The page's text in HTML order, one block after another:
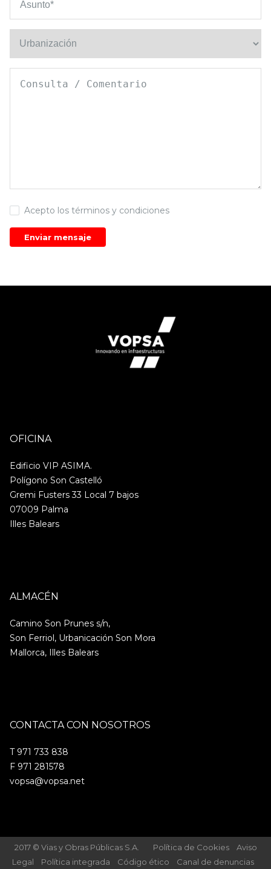
Obras
Gestión Integral
ES
Acepto los términos y condiciones
OFICINA
Edificio VIP ASIMA.
Polígono Son Castelló
Gremi Fusters 33 Local 7 bajos
07009 Palma
Illes Balears
ALMACÉN
Camino Son Prunes s/n,
Son Ferriol, Urbanicación Son Mora
Mallorca, Illes Balears
CONTACTA CON NOSOTROS
T 971 733 838
F 971 281578
vopsa@vopsa.net
2017 © Vias y Obras Públicas S.A. Política de Cookies
Aviso
Legal
Política integrada Código ético Canal de denuncias